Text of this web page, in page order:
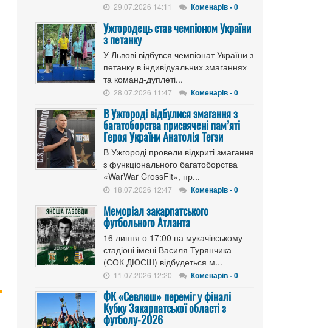
29.07.2026 14:11 Коменарів - 0
Ужгородець став чемпіоном України
з петанку
У Львові відбувся чемпіонат України з
петанку в індивідуальних змаганнях
та команд-дуплеті...
28.07.2026 11:47 Коменарів - 0
В Ужгороді відбулися змагання з
багатоборства присвячені пам’яті
Героя України Анатолія Тегзи
В Ужгороді провели відкриті змагання
з функціонального багатоборства
«WarWar CrossFit», пр...
18.07.2026 12:47 Коменарів - 0
Меморіал закарпатського
футбольного Атланта
16 липня о 17:00 на мукачівському
стадіоні імені Василя Турянчика
(СОК ДЮСШ) відбудеться м...
11.07.2026 12:20 Коменарів - 0
ФК «Севлюш» переміг у фіналі
Кубку Закарпатської області з
футболу-2026